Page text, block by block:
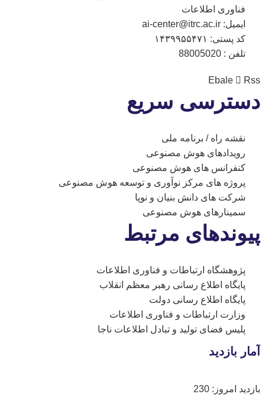
فناوری اطلاعات
ایمیل: ai-center@itrc.ac.ir
کد پستی: ۱۴۳۹۹۵۵۴۷۱
تلفن : 88005020
Ebale Rss
دسترسی سریع
نقشه راه / برنامه ملی
رویدادهای هوش مصنوعی
کنفرانس های هوش مصنوعی
پروژه های مرکز نوآوری و توسعه هوش مصنوعی
شرکت های دانش بنیان و نوپا
سمینارهای هوش مصنوعی
پیوندهای مرتبط
پژوهشگاه ارتباطات و فناوری اطلاعات
پایگاه اطلاع رسانی رهبر معظم انقلاب
پایگاه اطلاع رسانی دولت
وزارت ارتباطات و فناوری اطلاعات
پلیس فضای تولید و تبادل اطلاعات ناجا
آمار بازدید
بازدید امروز: 230